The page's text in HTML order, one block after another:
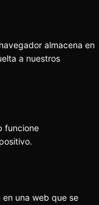
almacena en
a nuestros
funcione
una web que se